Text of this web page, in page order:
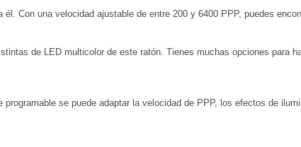
Con una velocidad ajustable de entre 200 y 6400 PPP, puedes
de LED multicolor de este ratón. Tienes muchas opciones para
se puede adaptar la velocidad de PPP, los efectos de